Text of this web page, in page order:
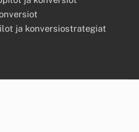
ja konversiostrategiat